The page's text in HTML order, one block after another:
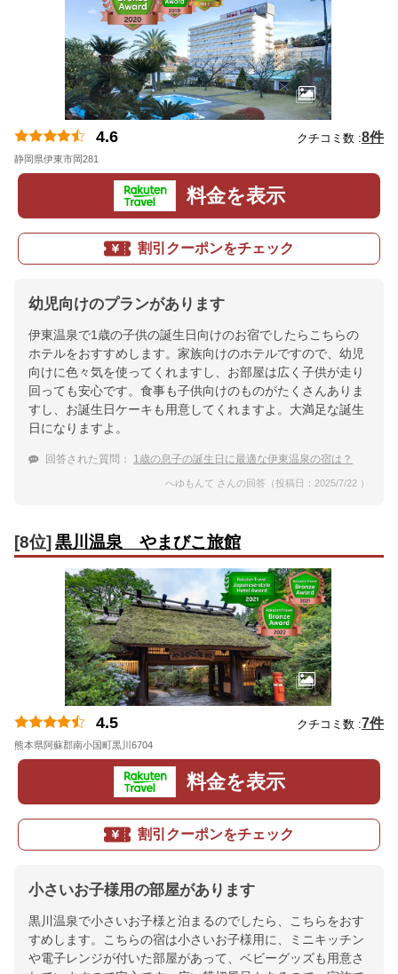
4.6 クチコミ数 :8件
静岡県伊東市岡281
料金を表示
割引クーポンをチェック
幼児向けのプランがあります
伊東温泉で1歳の子供の誕生日向けのお宿でしたらこちらの
ホテルをおすすめします。家族向けのホテルですので、幼児
向けに色々気を使ってくれますし、お部屋は広く子供が走り
回っても安心です。食事も子供向けのものがたくさんありま
すし、お誕生日ケーキも用意してくれますよ。大満足な誕生
日になりますよ。
回答された質問： 1歳の息子の誕生日に最適な伊東温泉の宿は？
へゆもんて さんの回答（投稿日：2025/7/22 ）
[8位] 黒川温泉 やまびこ旅館
4.5 クチコミ数 :7件
熊本県阿蘇郡南小国町黒川6704
料金を表示
割引クーポンをチェック
小さいお子様用の部屋があります
黒川温泉で小さいお子様と泊まるのでしたら、こちらをおす
すめします。こちらの宿は小さいお子様用に、ミニキッチン
や電子レンジが付いた部屋があって、ベビーグッズも用意さ